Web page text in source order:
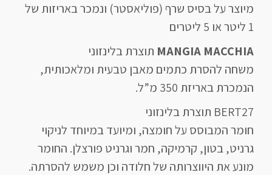
מיוצר על בסיס שרף (פוליאסטר) ונמכר באריזות של
1 ליטר או 5 ליטרים
MANGIA MACCHIA תוצרת בלינזוני
משחה להסרת כתמים מאבן טבעית ומלאכותית,
הנמכרת באריזת 350 מ”ל.
BERT27 תוצרת בלינזוני
חומר המבוסס על חומצה, ומיועד במיוחד לניקוי
גרניט, בטון, קרמיקה, חמר וגרניט פורצלן. החומר
מונע את היווצרותה של חלודה וכן משמש להסרתה.